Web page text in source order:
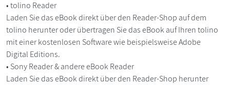
• tolino Reader
Laden Sie das eBook direkt über den Reader-Shop auf dem
tolino herunter oder übertragen Sie das eBook auf Ihren tolino
mit einer kostenlosen Software wie beispielsweise Adobe
Digital Editions.
• Sony Reader & andere eBook Reader
Laden Sie das eBook direkt über den Reader-Shop herunter